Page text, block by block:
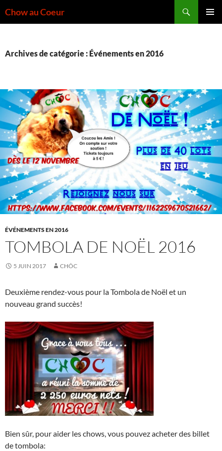
auChow au Coeur
Archives de catégorie : Événements en 2016
ÉVÉNEMENTS EN 2016
TOMBOLA DE NOËL 2016
5 JUIN 2017 CHÔC
Deuxième rendez-vous pour la Tombola de Noël et un
nouveau grand succès!
Bien sûr, pour aider les chows, vous pouvez acheter des billet
de tombola: